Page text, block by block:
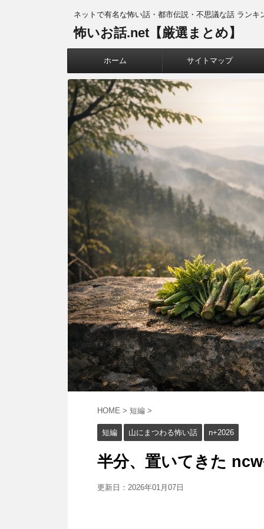
ネットで有名な怖い話・都市伝説・不思議な話 ランキ
怖いお話.net【厳選まとめ】
ホーム サイトマップ
HOME > 短編 >
短編 山にまつわる怖い話 n+2026
半分、置いてきた
更新日： 2026年01月07日